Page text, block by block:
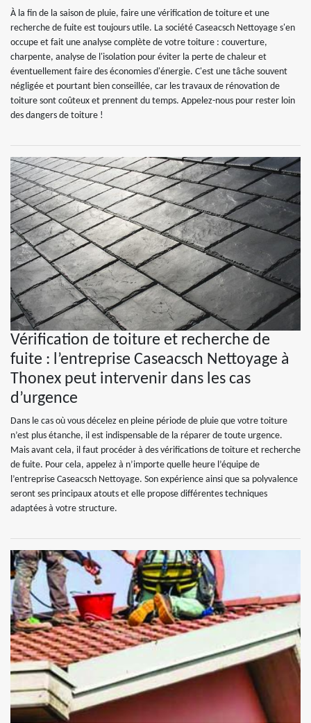
À la fin de la saison de pluie, faire une vérification de toiture et une
recherche de fuite est toujours utile. La société Caseacsch Nettoyage s'en
occupe et fait une analyse complète de votre toiture : couverture,
charpente, analyse de l'isolation pour éviter la perte de chaleur et
éventuellement faire des économies d'énergie. C'est une tâche souvent
négligée et pourtant bien conseillée, car les travaux de rénovation de
toiture sont coûteux et prennent du temps. Appelez-nous pour rester loin
des dangers de toiture !
Vérification de toiture et recherche de
fuite : l’entreprise Caseacsch Nettoyage à
Thonex peut intervenir dans les cas
d’urgence
Dans le cas où vous décelez en pleine période de pluie que votre toiture
n’est plus étanche, il est indispensable de la réparer de toute urgence.
Mais avant cela, il faut procéder à des vérifications de toiture et recherche
de fuite. Pour cela, appelez à n’importe quelle heure l’équipe de
l’entreprise Caseacsch Nettoyage. Son expérience ainsi que sa polyvalence
seront ses principaux atouts et elle propose différentes techniques
adaptées à votre structure.